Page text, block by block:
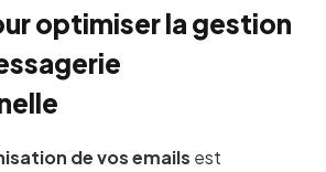
optimiser la gestion
de vos emails est